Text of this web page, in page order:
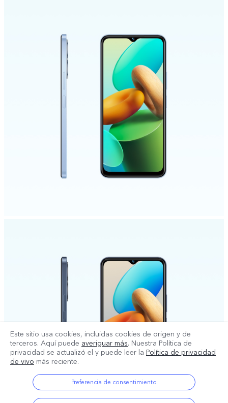
Este sitio usa cookies, incluidas cookies de origen y de
terceros. Aquí puede averiguar más. Nuestra Política de
privacidad se actualizó el y puede leer la Política de privacidad
de vivo más reciente.
Preferencia de consentimiento